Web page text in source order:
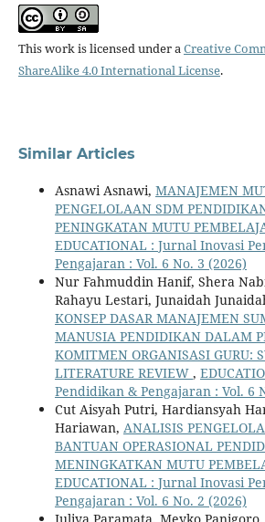
This work is licensed under aCreative
ShareAlike 4.0 International License.
Similar Articles
Asnawi Asnawi, MANAJEMEN
PENGELOLAAN SDM
PENINGKATAN MUTU
EDUCATIONAL : Jurnal Inovasi
Pengajaran : Vol. 6 No. 3 (2026)
Nur Fahmuddin Hanif, Shera
Rahayu Lestari, Junaidah
KONSEP DASAR MANAJEMEN
MANUSIA PENDIDIKAN DALAM
KOMITMEN ORGANISASI GURU:
LITERATURE REVIEW ,
Pendidikan & Pengajaran : Vol. 6
Cut Aisyah Putri, Hardiansyah
Hariawan, ANALISIS
BANTUAN OPERASIONAL
MENINGKATKAN MUTU
EDUCATIONAL : Jurnal Inovasi
Pengajaran : Vol. 6 No. 2 (2026)